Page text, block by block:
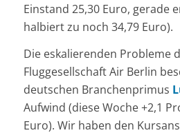
Einstand 25,30 Euro, gerade
halbiert zu noch 34,79 Euro).
Die eskalierenden Probleme
Fluggesellschaft Air Berlin
deutschen Branchenprimus
Aufwind (diese Woche +2,1
Euro). Wir haben den